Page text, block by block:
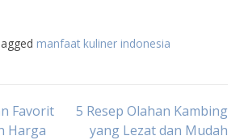
manfaat kuliner indonesia
Favorit
Harga
5 Resep Olahan Kambing
yang Lezat dan Mudah